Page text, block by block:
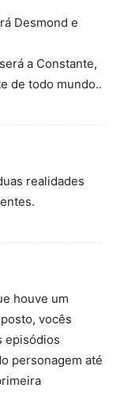
Desmond e
a Constante,
de todo mundo..
realidades
houve um
vocês
episódios
personagem até